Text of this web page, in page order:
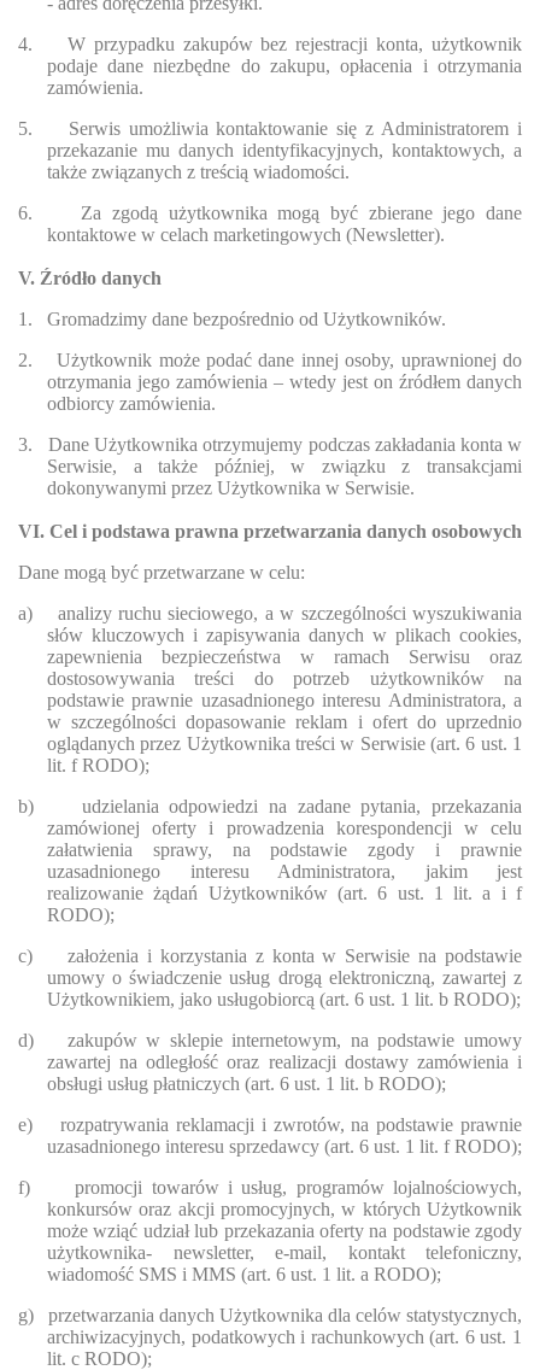
4.
W przypadku zakupów bez rejestracji konta, użytkownik
podaje dane niezbędne do zakupu, opłacenia i otrzymania
zamówienia.
5.
Serwis umożliwia kontaktowanie się z Administratorem i
przekazanie mu danych identyfikacyjnych, kontaktowych, a
także związanych z treścią wiadomości.
6.
Za zgodą użytkownika mogą być zbierane jego dane
kontaktowe w celach marketingowych (Newsletter).
V. Źródło danych
1.
Gromadzimy dane bezpośrednio od Użytkowników.
2.
Użytkownik może podać dane innej osoby, uprawnionej do
otrzymania jego zamówienia – wtedy jest on źródłem danych
odbiorcy zamówienia.
3.
Dane Użytkownika otrzymujemy podczas zakładania konta w
Serwisie, a także później, w związku z transakcjami
dokonywanymi przez Użytkownika w Serwisie.
VI. Cel i podstawa prawna przetwarzania danych osobowych
Dane mogą być przetwarzane w celu:
a)
analizy ruchu sieciowego, a w szczególności wyszukiwania
słów kluczowych i zapisywania danych w plikach cookies,
zapewnienia bezpieczeństwa w ramach Serwisu oraz
dostosowywania treści do potrzeb użytkowników na
podstawie prawnie uzasadnionego interesu Administratora, a
w szczególności dopasowanie reklam i ofert do uprzednio
oglądanych przez Użytkownika treści w Serwisie (art. 6 ust. 1
lit. f RODO);
b)
udzielania odpowiedzi na zadane pytania, przekazania
zamówionej oferty i prowadzenia korespondencji w celu
załatwienia sprawy, na podstawie zgody i prawnie
uzasadnionego interesu Administratora, jakim jest
realizowanie żądań Użytkowników (art. 6 ust. 1 lit. a i f
RODO);
c)
założenia i korzystania z konta w Serwisie na podstawie
umowy o świadczenie usług drogą elektroniczną, zawartej z
Użytkownikiem, jako usługobiorcą (art. 6 ust. 1 lit. b RODO);
d)
zakupów w sklepie internetowym, na podstawie umowy
zawartej na odległość oraz realizacji dostawy zamówienia i
obsługi usług płatniczych (art. 6 ust. 1 lit. b RODO);
e)
rozpatrywania reklamacji i zwrotów, na podstawie prawnie
uzasadnionego interesu sprzedawcy (art. 6 ust. 1 lit. f RODO);
f)
promocji towarów i usług, programów lojalnościowych,
konkursów oraz akcji promocyjnych, w których Użytkownik
może wziąć udział lub przekazania oferty na podstawie zgody
użytkownika- newsletter, e-mail, kontakt telefoniczny,
wiadomość SMS i MMS (art. 6 ust. 1 lit. a RODO);
g)
przetwarzania danych Użytkownika dla celów statystycznych,
archiwizacyjnych, podatkowych i rachunkowych (art. 6 ust. 1
lit. c RODO);